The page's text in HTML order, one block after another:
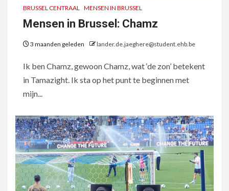
BRUSSEL CENTRAAL MENSEN IN BRUSSEL
Mensen in Brussel: Chamz
3 maanden geleden lander.de.jaeghere@student.ehb.be
Ik ben Chamz, gewoon Chamz, wat ‘de zon’ betekent
in Tamazight. Ik sta op het punt te beginnen met
mijn...